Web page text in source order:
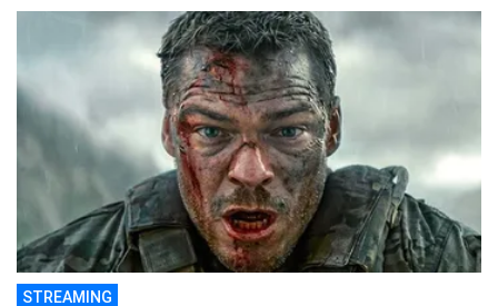
STREAMING